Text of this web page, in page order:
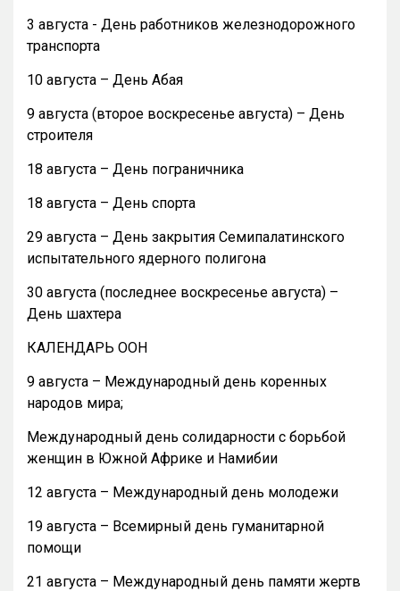
3 августа - День работников железнодорожного
транспорта
10 августа – День Абая
9 августа (второе воскресенье августа) – День
строителя
18 августа – День пограничника
18 августа – День спорта
29 августа – День закрытия Семипалатинского
испытательного ядерного полигона
30 августа (последнее воскресенье августа) –
День шахтера
КАЛЕНДАРЬ ООН
9 августа – Международный день коренных
народов мира;
Международный день солидарности с борьбой
женщин в Южной Африке и Намибии
12 августа – Международный день молодежи
19 августа – Всемирный день гуманитарной
помощи
21 августа – Международный день памяти жертв